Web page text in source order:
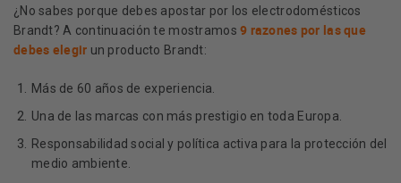
¿No sabes porque debes apostar por los electrodomésticos
Brandt? A continuación te mostramos9 razones por las que
debes elegir un producto Brandt:
Más de 60 años de experiencia.
Una de las marcas con más prestigio en toda Europa.
Responsabilidad social y política activa para la protección del
medio ambiente.